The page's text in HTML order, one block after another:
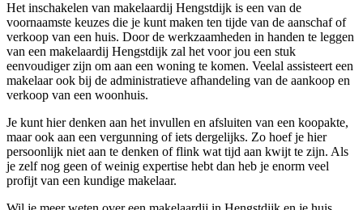
Het inschakelen van makelaardij Hengstdijk is een van de
voornaamste keuzes die je kunt maken ten tijde van de aanschaf of
verkoop van een huis. Door de werkzaamheden in handen te leggen
van een makelaardij Hengstdijk zal het voor jou een stuk
eenvoudiger zijn om aan een woning te komen. Veelal assisteert een
makelaar ook bij de administratieve afhandeling van de aankoop en
verkoop van een woonhuis.
Je kunt hier denken aan het invullen en afsluiten van een koopakte,
maar ook aan een vergunning of iets dergelijks. Zo hoef je hier
persoonlijk niet aan te denken of flink wat tijd aan kwijt te zijn. Als
je zelf nog geen of weinig expertise hebt dan heb je enorm veel
profijt van een kundige makelaar.